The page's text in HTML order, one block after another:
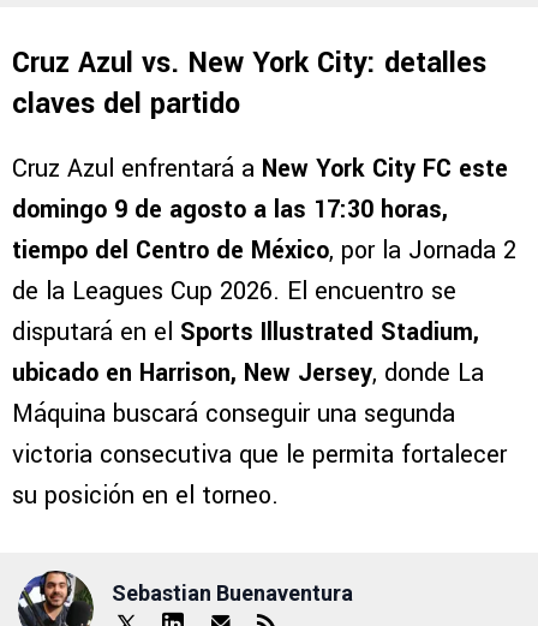
Cruz Azul vs. New York City: detalles
claves del partido
Cruz Azul enfrentará a New York City FC este
domingo 9 de agosto a las 17:30 horas,
tiempo del Centro de México, por la Jornada 2
de la Leagues Cup 2026. El encuentro se
disputará en el Sports Illustrated Stadium,
ubicado en Harrison, New Jersey, donde La
Máquina buscará conseguir una segunda
victoria consecutiva que le permita fortalecer
su posición en el torneo.
Sebastian Buenaventura